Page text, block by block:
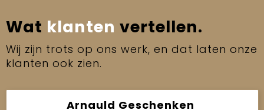
Wat klanten vertellen.
Wij zijn trots op ons werk, en dat laten onze
klanten ook zien.
Arnauld Geschenken